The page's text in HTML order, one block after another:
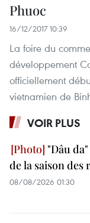
Phuoc
16/12/2017 10:39
La foire du
développement
officiellement
vietnamien de
VOIR PLUS
"Dâu
de la saison des
08/08/2026 01:30